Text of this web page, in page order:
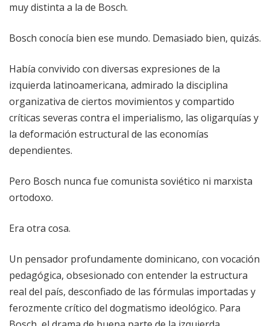
muy distinta a la de Bosch.
Bosch conocía bien ese mundo. Demasiado bien, quizás.
Había convivido con diversas expresiones de la
izquierda latinoamericana, admirado la disciplina
organizativa de ciertos movimientos y compartido
críticas severas contra el imperialismo, las oligarquías y
la deformación estructural de las economías
dependientes.
Pero Bosch nunca fue comunista soviético ni marxista
ortodoxo.
Era otra cosa.
Un pensador profundamente dominicano, con vocación
pedagógica, obsesionado con entender la estructura
real del país, desconfiado de las fórmulas importadas y
ferozmente crítico del dogmatismo ideológico. Para